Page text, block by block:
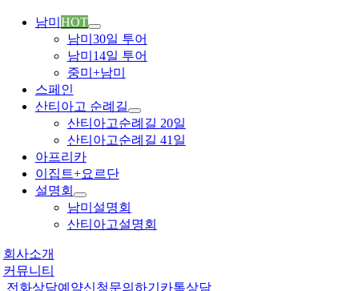
남미 HOT
남미30일 투어
남미14일 투어
중미+남미
스페인
산티아고 순례길
산티아고순례길 20일
산티아고순례길 41일
아프리카
이집트+요르단
설명회
남미설명회
산티아고설명회
회사소개
커뮤니티
전화상담예약신청문의하기 카톡상담